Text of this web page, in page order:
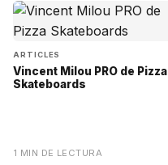
ARTICLES
Vincent Milou PRO de Pizza
Skateboards
1 MIN DE LECTURA